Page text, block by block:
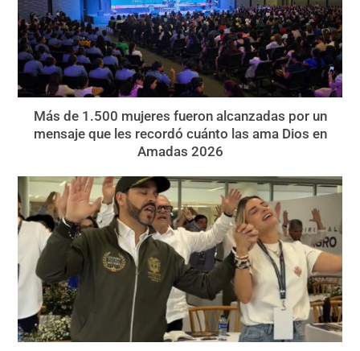
Más de 1.500 mujeres fueron alcanzadas por un
mensaje que les recordó cuánto las ama Dios en
Amadas 2026